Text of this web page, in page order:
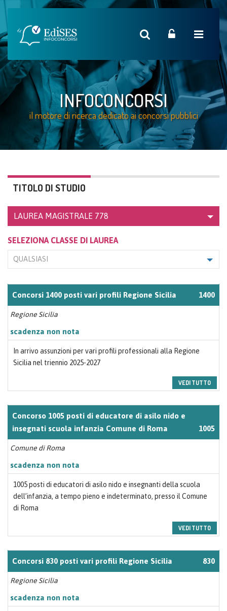
INFOCONCORSI
il motore di ricerca dedicato ai concorsi pubblici
TITOLO DI STUDIO
LAUREA MAGISTRALE 778
SELEZIONA CLASSE DI LAUREA
QUALSIASI
Concorsi 1400 posti vari profili Regione Sicilia 1400
Regione Sicilia
scadenza non nota
In arrivo assunzioni per vari profili professionali alla Regione
Sicilia nel triennio 2025-2027
VEDI TUTTO
Concorso 1005 posti di educatore di asilo nido e
insegnati scuola infanzia Comune di Roma
1005
Comune di Roma
scadenza non nota
1005 posti di educatori di asilo nido e insegnanti della scuola
dell’infanzia, a tempo pieno e indeterminato, presso il Comune
di Roma
VEDI TUTTO
Concorsi 830 posti vari profili Regione Sicilia 830
Regione Sicilia
scadenza non nota